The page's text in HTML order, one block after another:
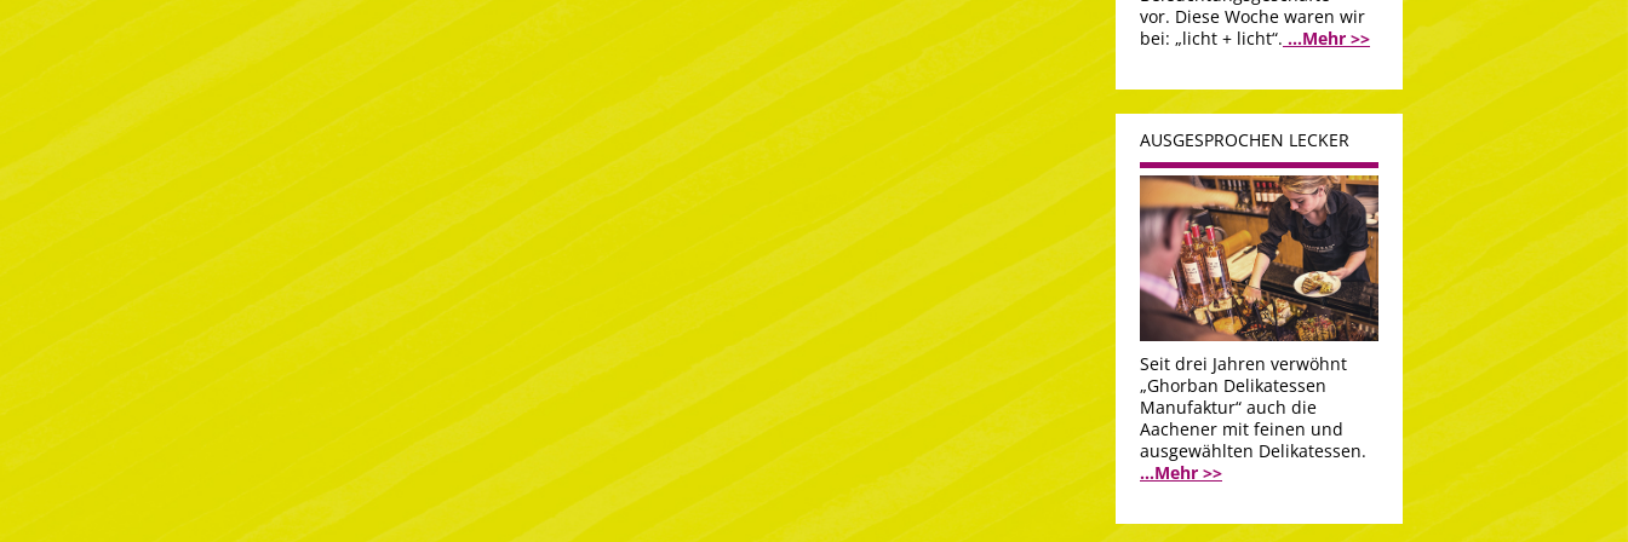
vor. Diese Woche waren wir
bei: „licht + licht“. ...Mehr >>
AUSGESPROCHEN LECKER
Seit drei Jahren verwöhnt
„Ghorban Delikatessen
Manufaktur“ auch die
Aachener mit feinen und
ausgewählten Delikatessen.
...Mehr >>